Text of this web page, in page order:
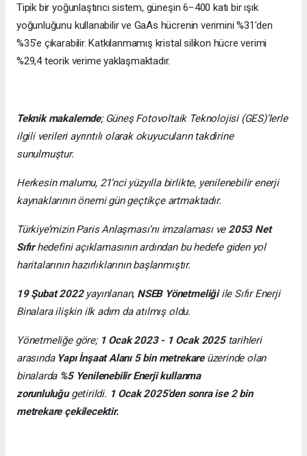
Tipik bir yoğunlaştırıcı sistem, güneşin 6−400 katı bir ışık
yoğunluğunu kullanabilir ve GaAs hücrenin verimini %31'den
%35'e çıkarabilir. Katkılanmamış kristal silikon hücre verimi
%29,4 teorik verime yaklaşmaktadır.
Teknik makalemde; Güneş Fotovoltaik Teknolojisi (GES)’lerle
ilgili verileri ayrıntılı olarak okuyucuların takdirine
sunulmuştur.
Herkesin malumu, 21’nci yüzyılla birlikte, yenilenebilir enerji
kaynaklarının önemi gün geçtikçe artmaktadır.
Türkiye’mizin Paris Anlaşması’nı imzalaması ve2053 Net
Sıfırhedefini açıklamasının ardından bu hedefe giden yol
haritalarının hazırlıklarının başlanmıştır.
19 Şubat 2022 yayınlanan, NSEB Yönetmeliğiile Sıfır Enerji
Binalara ilişkin ilk adım da atılmış oldu.
Yönetmeliğe göre; 1 Ocak 2023 - 1 Ocak 2025 tarihleri
arasında Yapı İnşaat Alanı 5 bin metrekare üzerinde olan
binalarda%5 Yenilenebilir Enerji kullanma
zorunluluğugetirildi. 1 Ocak 2025’den sonra ise 2 bin
metrekare çekilecektir.